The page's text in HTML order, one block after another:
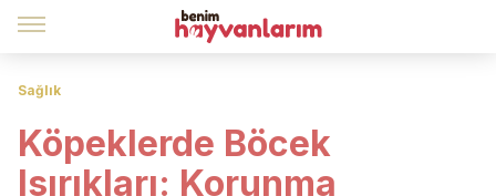
Sağlık
Köpeklerde Böcek
Isırıkları: Korunma